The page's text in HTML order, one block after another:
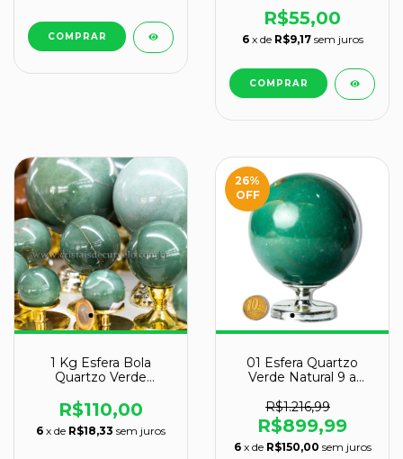
REFF 130602
R$55,00
6 x de R$9,17 sem juros
1 Kg Esfera Bola
Quartzo Verde
ATACADO 112688
R$110,00
6 x de R$18,33 sem juros
26%
OFF
01 Esfera Quartzo
Verde Natural 9 a
R$1.216,99
R$899,99
6 x de R$150,00 sem juros